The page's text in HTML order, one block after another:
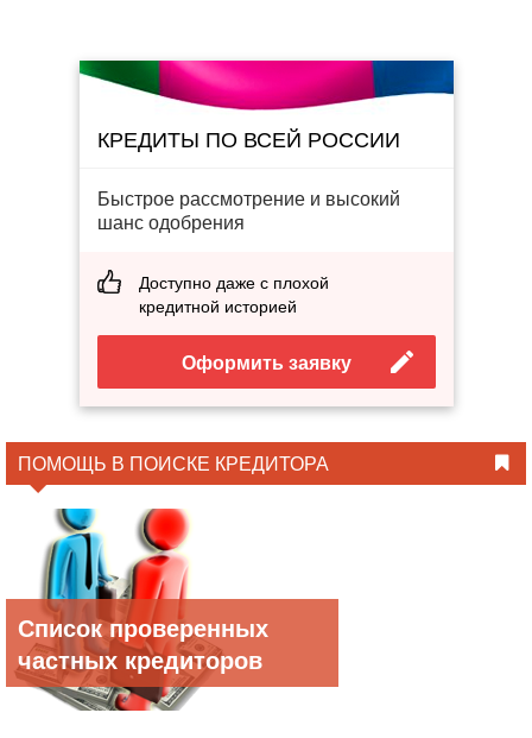
КРЕДИТЫ ПО ВСЕЙ РОССИИ
Быстрое рассмотрение и высокий
шанс одобрения
Доступно даже с плохой
кредитной историей
Оформить заявку
ПОМОЩЬ В ПОИСКЕ КРЕДИТОРА
Список проверенных
частных кредиторов